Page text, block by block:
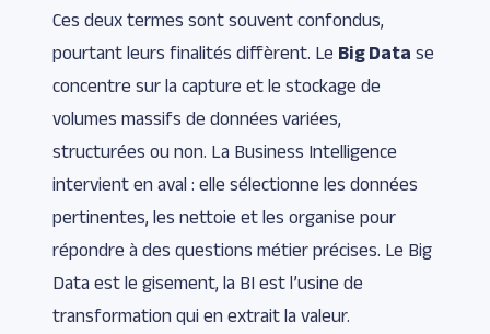
Ces deux termes sont souvent confondus,
pourtant leurs finalités diffèrent. Le Big Data se
concentre sur la capture et le stockage de
volumes massifs de données variées,
structurées ou non. La Business Intelligence
intervient en aval : elle sélectionne les données
pertinentes, les nettoie et les organise pour
répondre à des questions métier précises. Le Big
Data est le gisement, la BI est l’usine de
transformation qui en extrait la valeur.